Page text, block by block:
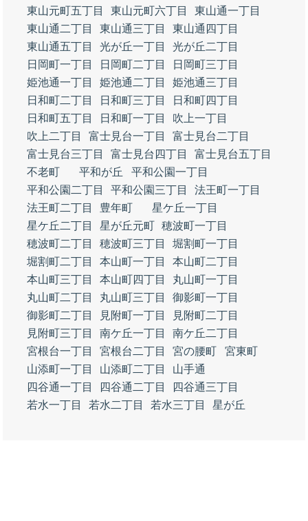
東山元町五丁目
東山元町六丁目
東山通一丁目
東山通二丁目
東山通三丁目
東山通四丁目
東山通五丁目
光が丘一丁目
光が丘二丁目
日岡町一丁目
日岡町二丁目
日岡町三丁目
姫池通一丁目
姫池通二丁目
姫池通三丁目
日和町二丁目
日和町三丁目
日和町四丁目
日和町五丁目
日和町一丁目
吹上一丁目
吹上二丁目
富士見台一丁目
富士見台二丁目
富士見台三丁目
富士見台四丁目
富士見台五丁目
不老町
平和が丘
平和公園一丁目
平和公園二丁目
平和公園三丁目
法王町一丁目
法王町二丁目
豊年町
星ケ丘一丁目
星ケ丘二丁目
星が丘元町 穂波町一丁目
穂波町二丁目
穂波町三丁目
堀割町一丁目
堀割町二丁目
本山町一丁目
本山町二丁目
本山町三丁目
本山町四丁目
丸山町一丁目
丸山町二丁目
丸山町三丁目
御影町一丁目
御影町二丁目
見附町一丁目
見附町二丁目
見附町三丁目
南ケ丘一丁目
南ケ丘二丁目
宮根台一丁目
宮根台二丁目 宮の腰町
宮東町
山添町一丁目
山添町二丁目
山手通
四谷通一丁目
四谷通二丁目
四谷通三丁目
若水一丁目
若水二丁目 若水三丁目 星が丘